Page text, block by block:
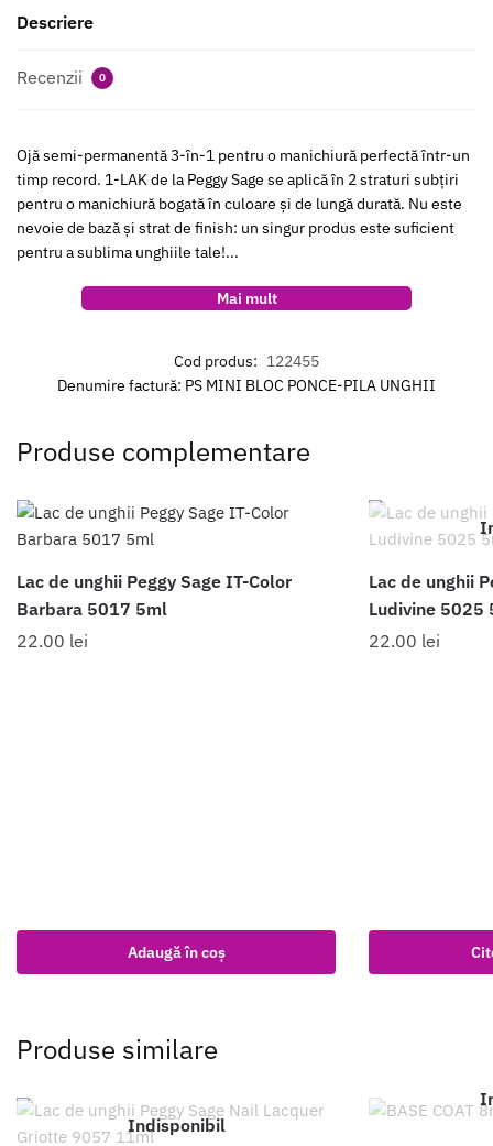
Descriere
Recenzii 0
Ojă semi-permanentă 3-în-1 pentru o manichiură perfectă într-un
timp record. 1-LAK de la Peggy Sage se aplică în 2 straturi subțiri
pentru o manichiură bogată în culoare și de lungă durată. Nu este
nevoie de bază și strat de finish: un singur produs este suficient
pentru a sublima unghiile tale!...
Mai mult
Cod produs: 122455
Denumire factură: PS MINI BLOC PONCE-PILA UNGHII
Produse complementare
Lac de unghii Peggy Sage IT-Color
Barbara 5017 5ml
22.00 lei
Adaugă în coș
Lac de unghii
Ludivine 5025
22.00 lei
Produse similare
Indisponibil